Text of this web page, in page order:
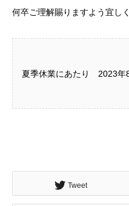
何卒ご理解賜りますよう宜し
夏季休業にあたり 2023年
Tweet